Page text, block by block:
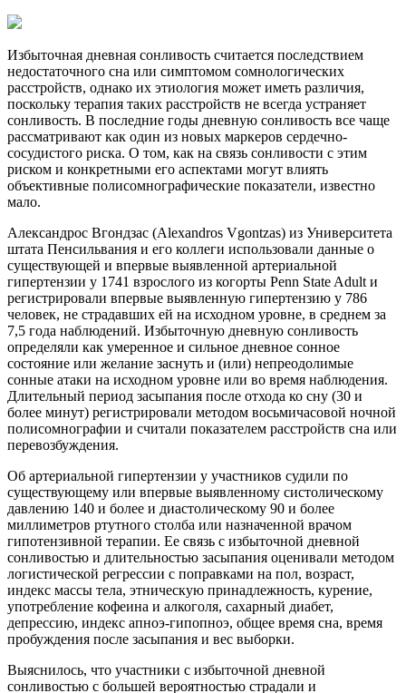
Избыточная дневная сонливость считается последствием
недостаточного сна или симптомом сомнологических
расстройств, однако их этиология может иметь различия,
поскольку терапия таких расстройств не всегда устраняет
сонливость. В последние годы дневную сонливость все чаще
рассматривают как один из новых маркеров сердечно-
сосудистого риска. О том, как на связь сонливости с этим
риском и конкретными его аспектами могут влиять
объективные полисомнографические показатели, известно
мало.
Александрос Вгондзас (Alexandros Vgontzas) из Университета
штата Пенсильвания и его коллеги использовали данные о
существующей и впервые выявленной артериальной
гипертензии у 1741 взрослого из когорты Penn State Adult и
регистрировали впервые выявленную гипертензию у 786
человек, не страдавших ей на исходном уровне, в среднем за
7,5 года наблюдений. Избыточную дневную сонливость
определяли как умеренное и сильное дневное сонное
состояние или желание заснуть и (или) непреодолимые
сонные атаки на исходном уровне или во время наблюдения.
Длительный период засыпания после отхода ко сну (30 и
более минут) регистрировали методом восьмичасовой ночной
полисомнографии и считали показателем расстройств сна или
перевозбуждения.
Об артериальной гипертензии у участников судили по
существующему или впервые выявленному систолическому
давлению 140 и более и диастолическому 90 и более
миллиметров ртутного столба или назначенной врачом
гипотензивной терапии. Ее связь с избыточной дневной
сонливостью и длительностью засыпания оценивали методом
логистической регрессии с поправками на пол, возраст,
индекс массы тела, этническую принадлежность, курение,
употребление кофеина и алкоголя, сахарный диабет,
депрессию, индекс апноэ-гипопноэ, общее время сна, время
пробуждения после засыпания и вес выборки.
Выяснилось, что участники с избыточной дневной
сонливостью с большей вероятностью страдали и